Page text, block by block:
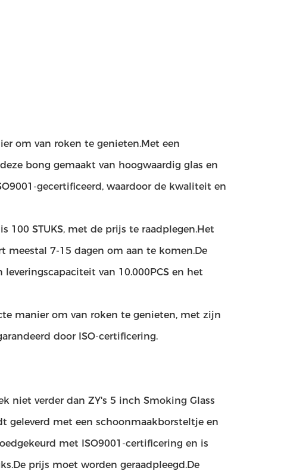
om van roken te genieten.Met een
bong gemaakt van hoogwaardig glas en
gecertificeerd, waardoor de kwaliteit en
100 STUKS, met de prijs te raadplegen.Het
meestal 7-15 dagen om aan te komen.De
van 10.000PCS en het
manier om van roken te genieten, met zijn
door ISO-certificering.
niet verder dan ZY's 5 inch Smoking Glass
geleverd met een schoonmaakborsteltje en
met ISO9001-certificering en is
prijs moet worden geraadpleegd.De